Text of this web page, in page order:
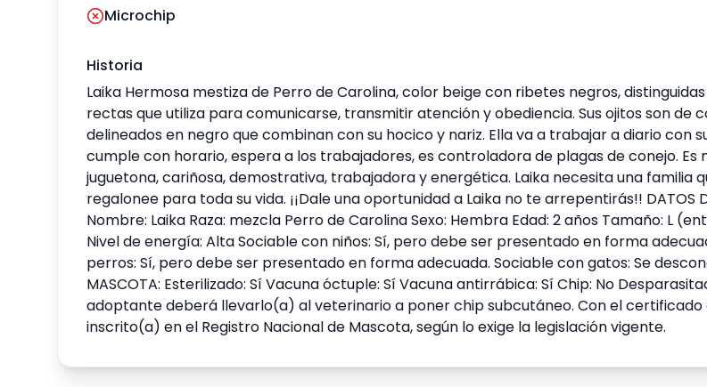
Microchip
Historia
Laika Hermosa mestiza de Perro de Carolina, color beige con ribetes negros,
rectas que utiliza para comunicarse, transmitir atención y obediencia. Sus ojitos son de
delineados en negro que combinan con su hocico y nariz. Ella va a trabajar a diario con
cumple con horario, espera a los trabajadores, es controladora de plagas de conejo. Es
juguetona, cariñosa, demostrativa, trabajadora y energética. Laika necesita una familia
regalonee para toda su vida. ¡¡Dale una oportunidad a Laika no te arrepentirás!! DATOS
Nombre: Laika Raza: mezcla Perro de Carolina Sexo: Hembra Edad: 2 años Tamaño: L
Nivel de energía: Alta Sociable con niños: Sí, pero debe ser presentado en forma
perros: Sí, pero debe ser presentado en forma adecuada. Sociable con gatos: Se
MASCOTA: Esterilizado: Sí Vacuna óctuple: Sí Vacuna antirrábica: Sí Chip: No
adoptante deberá llevarlo(a) al veterinario a poner chip subcutáneo. Con el certificado
inscrito(a) en el Registro Nacional de Mascota, según lo exige la legislación vigente.